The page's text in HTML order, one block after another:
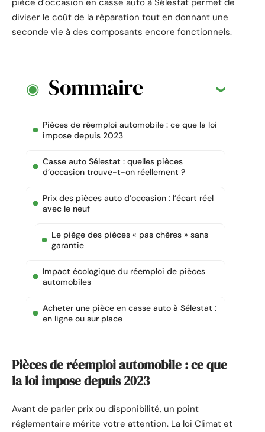
diviser le coût de la réparation tout en donnant une
seconde vie à des composants encore fonctionnels.
Sommaire
Pièces de réemploi automobile : ce que la loi
impose depuis 2023
Casse auto Sélestat : quelles pièces
d’occasion trouve-t-on réellement ?
Prix des pièces auto d’occasion : l’écart réel
avec le neuf
Le piège des pièces « pas chères » sans
garantie
Impact écologique du réemploi de pièces
automobiles
Acheter une pièce en casse auto à Sélestat :
en ligne ou sur place
Pièces de réemploi automobile : ce que
la loi impose depuis 2023
Avant de parler prix ou disponibilité, un point
réglementaire mérite votre attention. La loi Climat et